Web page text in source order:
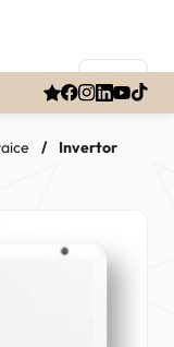
/
Invertor